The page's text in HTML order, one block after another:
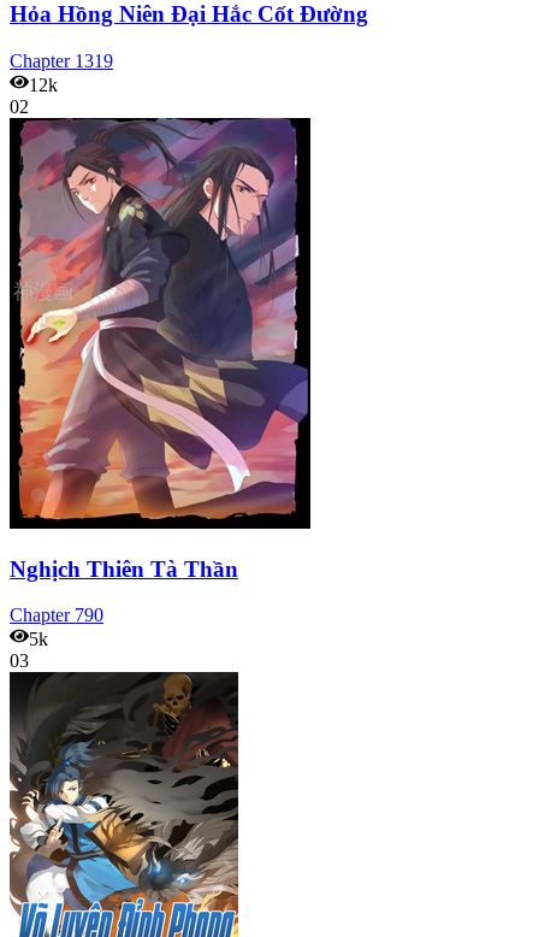
Hỏa Hồng Niên Đại Hắc Cốt Đường
Chapter 1319
12k
02
Nghịch Thiên Tà Thần
Chapter 790
5k
03